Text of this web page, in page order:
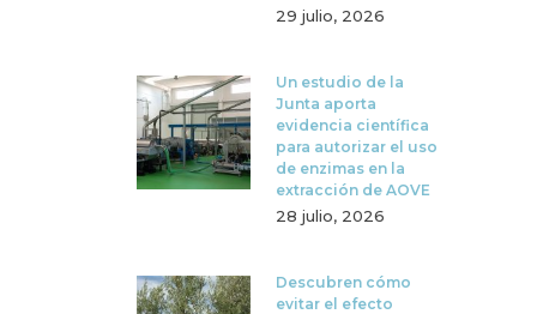
29 julio, 2026
Un estudio de la
Junta aporta
evidencia científica
para autorizar el uso
de enzimas en la
extracción de AOVE
28 julio, 2026
Descubren cómo
evitar el efecto